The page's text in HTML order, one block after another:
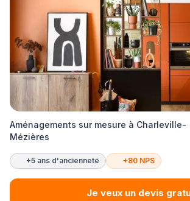
Aménagements sur mesure à Charleville-
Mézières
+5 ans d'ancienneté +80 NPS
Je veux un devis